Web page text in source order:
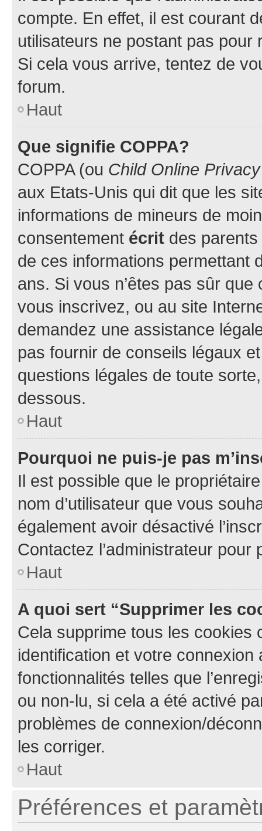
compte. En effet, il est courant
utilisateurs ne postant pas pour
Si cela vous arrive, tentez de
forum.
Haut
Que signifie COPPA?
COPPA (ou Child Online
aux Etats-Unis qui dit que les
informations de mineurs de
consentement écrit des parents
de ces informations permettant
ans. Si vous n’êtes pas sûr
vous inscrivez, ou au site
demandez une assistance
pas fournir de conseils légaux
questions légales de toute
dessous.
Haut
Pourquoi ne puis-je pas
Il est possible que le
nom d’utilisateur que vous
également avoir désactivé
Contactez l’administrateur
Haut
A quoi sert “Supprimer les
Cela supprime tous les cookies
identification et votre
fonctionnalités telles que
ou non-lu, si cela a été activé
problèmes de connexion/
les corriger.
Haut
Préférences et